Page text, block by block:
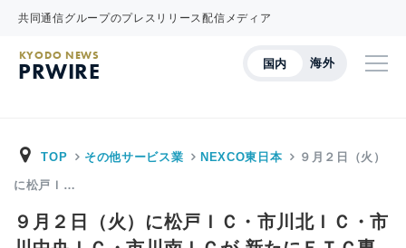
共同通信グループのプレスリリース配信メディア
国内 海外
KYODO NEWS
PRWIRE
TOP その他サービス業 NEXCO東日本 ９月２日（火）
に松戸Ｉ…
９月２日（火）に松戸ＩＣ・市川北ＩＣ・市